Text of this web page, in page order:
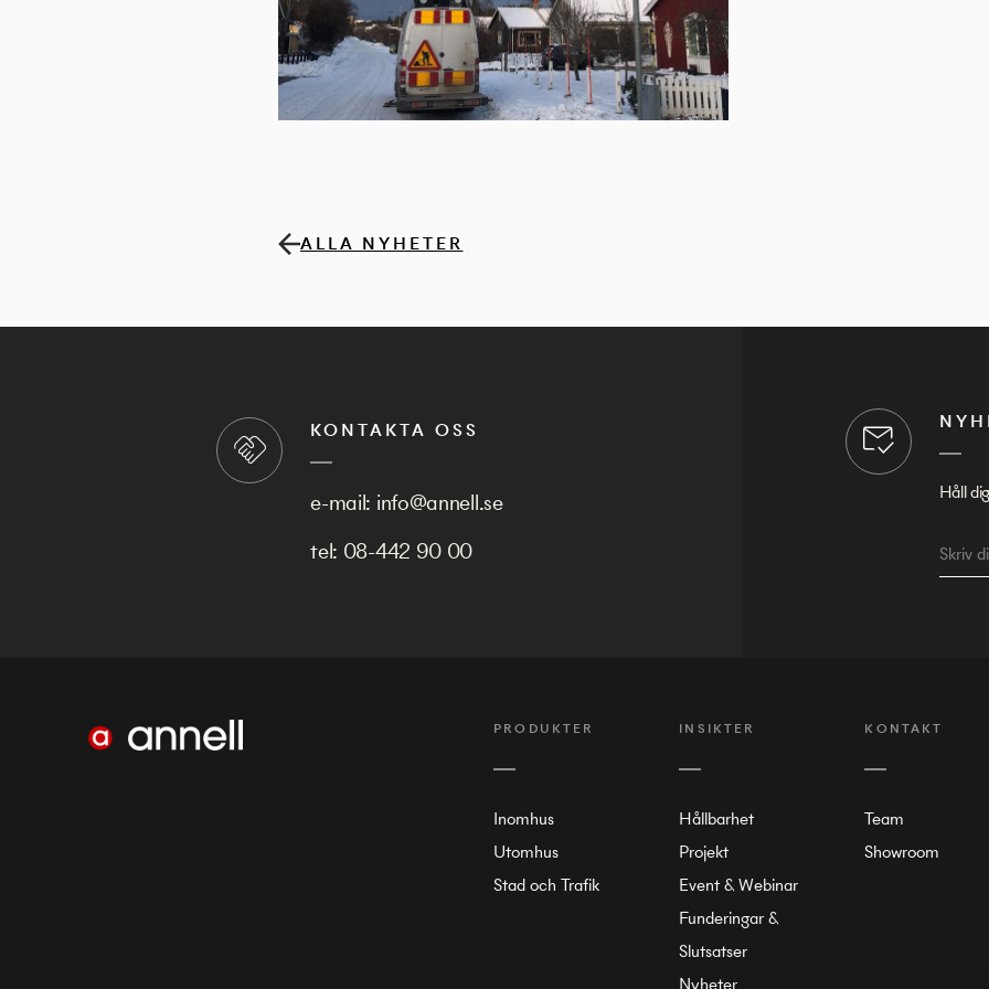
ALLA NYHETER
KONTAKTA OSS
e-mail: info@annell.se
tel: 08-442 90 00
Håll
PRODUKTER
Inomhus
Utomhus
Stad och Trafik
INSIKTER
Hållbarhet
Projekt
Event & Webinar
Funderingar &
Slutsatser
Nyheter
KONTAKT
Team
Showroom